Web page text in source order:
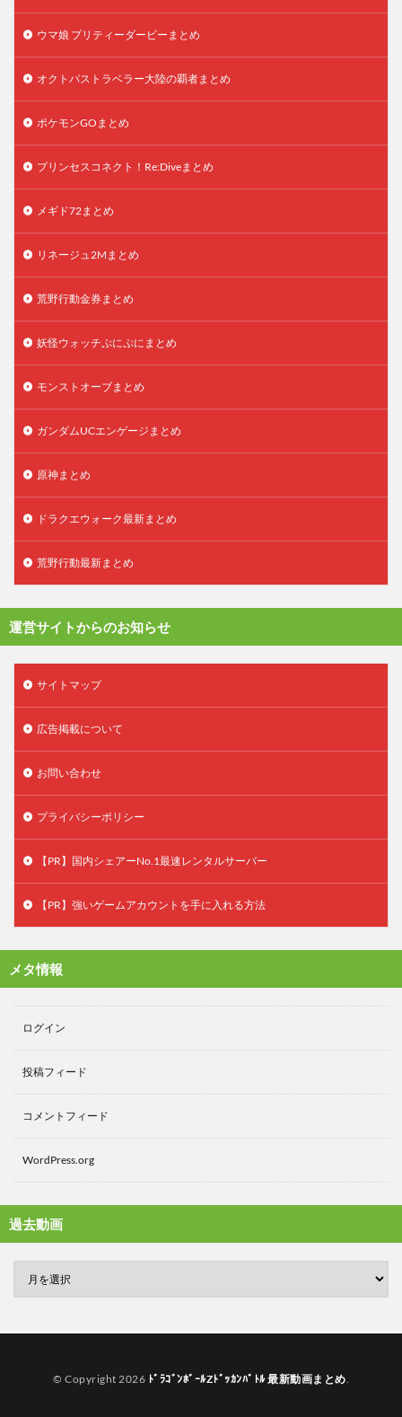
ウマ娘 プリティーダービーまとめ
オクトパストラベラー大陸の覇者まとめ
ポケモンGOまとめ
プリンセスコネクト！Re:Diveまとめ
メギド72まとめ
リネージュ2Mまとめ
荒野行動金券まとめ
妖怪ウォッチぷにぷにまとめ
モンストオーブまとめ
ガンダムUCエンゲージまとめ
原神まとめ
ドラクエウォーク最新まとめ
荒野行動最新まとめ
運営サイトからのお知らせ
サイトマップ
広告掲載について
お問い合わせ
プライバシーポリシー
【PR】国内シェアーNo.1最速レンタルサーバー
【PR】強いゲームアカウントを手に入れる方法
メタ情報
ログイン
投稿フィード
コメントフィード
WordPress.org
過去動画
© Copyright 2026 ﾄﾞﾗｺﾞﾝﾎﾞｰﾙZﾄﾞｯｶﾝﾊﾞﾄﾙ 最新動画まとめ